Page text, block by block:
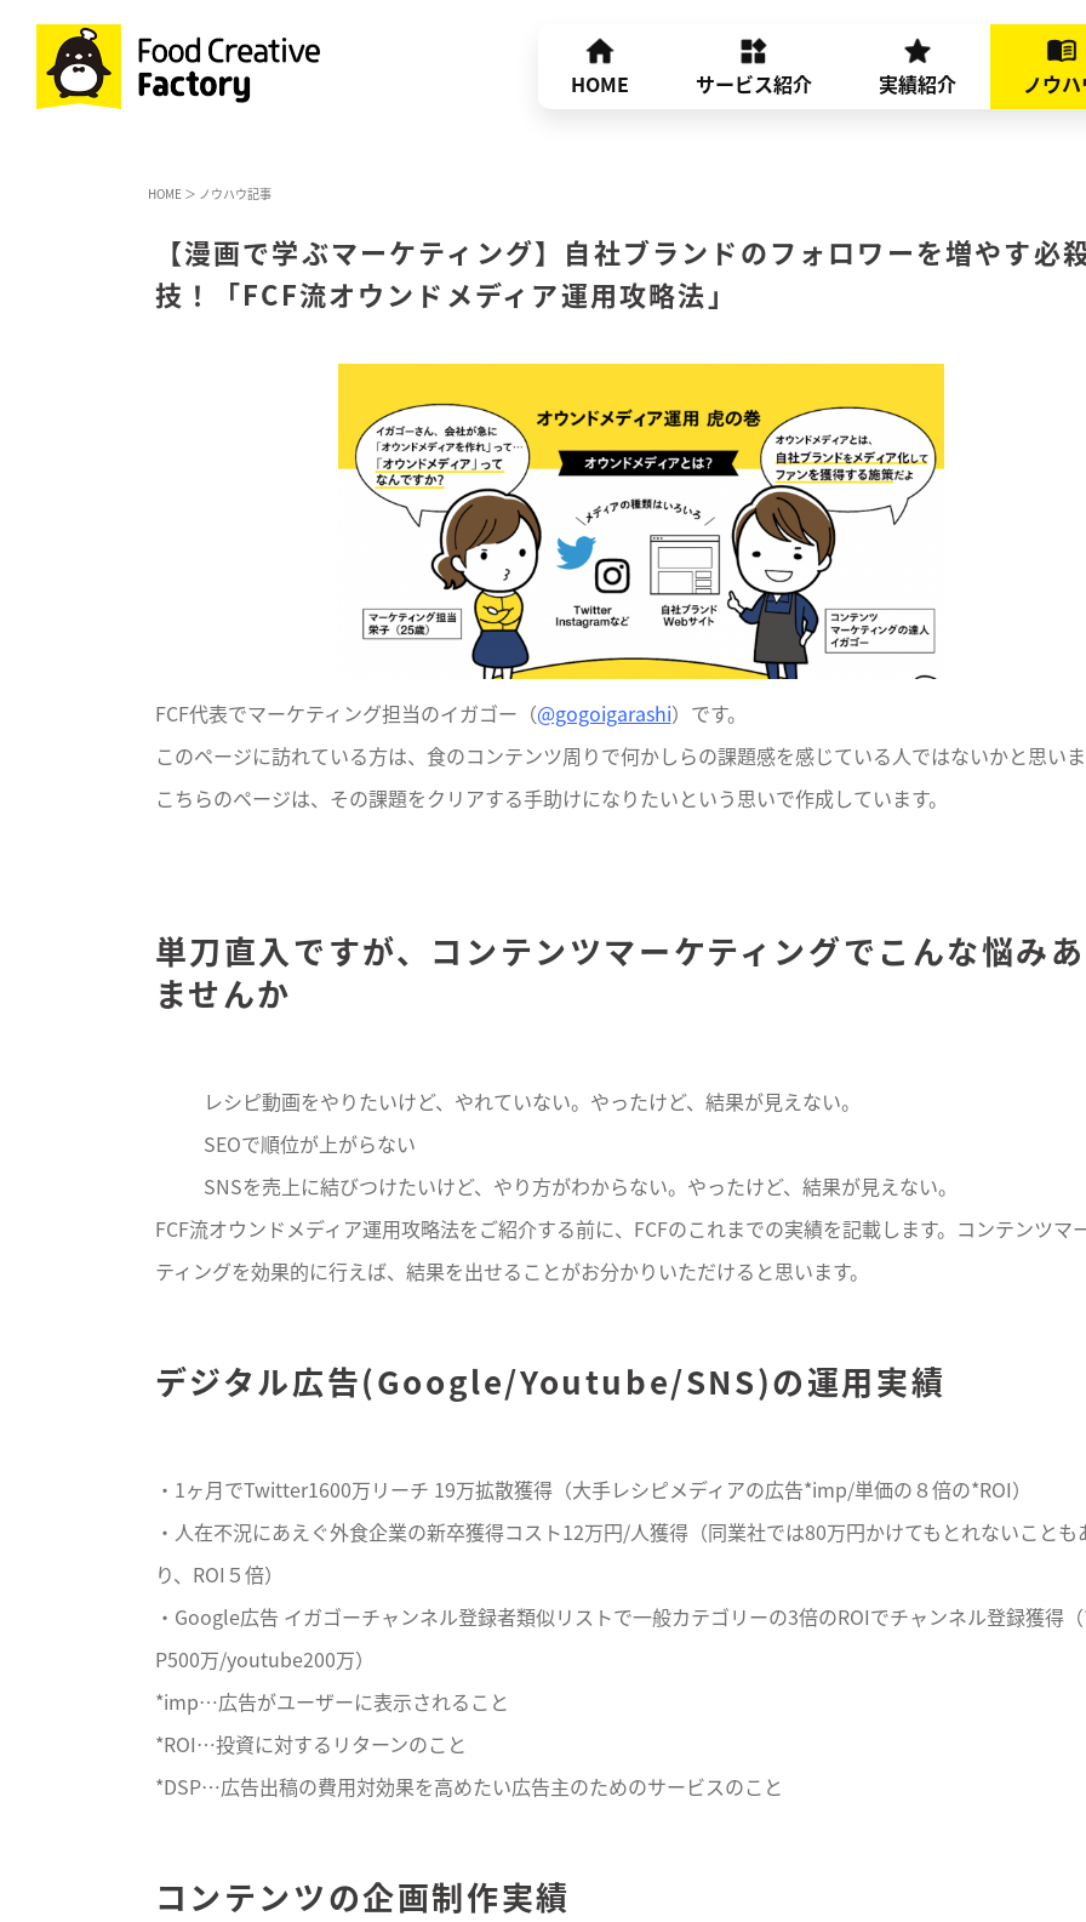
HOME サービス紹介 実績紹介 ノウ
HOME ＞ ノウハウ記事
【漫画で学ぶマーケティング】自社ブランドのフォロワーを増やす必
技！「FCF流オウンドメディア運用攻略法」
FCF代表でマーケティング担当のイガゴー（@gogoigarashi）です。
このページに訪れている方は、食のコンテンツ周りで何かしらの課題感を感じている人ではないかと思い
こちらのページは、その課題をクリアする手助けになりたいという思いで作成しています。
単刀直入ですが、コンテンツマーケティングでこんな悩み
ませんか
レシピ動画をやりたいけど、やれていない。やったけど、結果が見えない。
SEOで順位が上がらない
SNSを売上に結びつけたいけど、やり方がわからない。やったけど、結果が見えない。
FCF流オウンドメディア運用攻略法をご紹介する前に、FCFのこれまでの実績を記載します。コンテンツマ
ティングを効果的に行えば、結果を出せることがお分かりいただけると思います。
デジタル広告(Google/Youtube/SNS)の運用実績
・1ヶ月でTwitter1600万リーチ 19万拡散獲得（大手レシピメディアの広告*imp/単価の８倍の*ROI）
・人在不況にあえぐ外食企業の新卒獲得コスト12万円/人獲得（同業社では80万円かけてもとれないことも
り、ROI５倍）
・Google広告 イガゴーチャンネル登録者類似リストで一般カテゴリーの3倍のROIでチャンネル登録獲得（
P500万/youtube200万）
*imp…広告がユーザーに表示されること
*ROI…投資に対するリターンのこと
*DSP…広告出稿の費用対効果を高めたい広告主のためのサービスのこと
コンテンツの企画制作実績